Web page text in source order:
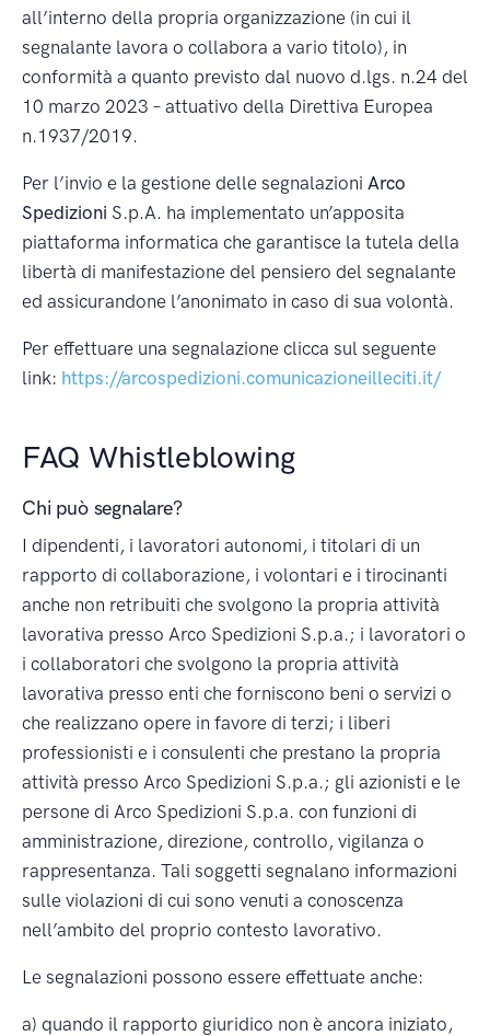
all’interno della propria organizzazione (in cui il
segnalante lavora o collabora a vario titolo), in
conformità a quanto previsto dal nuovo d.lgs. n.24 del
10 marzo 2023 – attuativo della Direttiva Europea
n.1937/2019.
Per l’invio e la gestione delle segnalazioni Arco
Spedizioni S.p.A. ha implementato un’apposita
piattaforma informatica che garantisce la tutela della
libertà di manifestazione del pensiero del segnalante
ed assicurandone l’anonimato in caso di sua volontà.
Per effettuare una segnalazione clicca sul seguente
link: https://arcospedizioni.comunicazioneilleciti.it/
FAQ Whistleblowing
Chi può segnalare?
I dipendenti, i lavoratori autonomi, i titolari di un
rapporto di collaborazione, i volontari e i tirocinanti
anche non retribuiti che svolgono la propria attività
lavorativa presso Arco Spedizioni S.p.a.; i lavoratori o
i collaboratori che svolgono la propria attività
lavorativa presso enti che forniscono beni o servizi o
che realizzano opere in favore di terzi; i liberi
professionisti e i consulenti che prestano la propria
attività presso Arco Spedizioni S.p.a.; gli azionisti e le
persone di Arco Spedizioni S.p.a. con funzioni di
amministrazione, direzione, controllo, vigilanza o
rappresentanza. Tali soggetti segnalano informazioni
sulle violazioni di cui sono venuti a conoscenza
nell’ambito del proprio contesto lavorativo.
Le segnalazioni possono essere effettuate anche:
a) quando il rapporto giuridico non è ancora iniziato,